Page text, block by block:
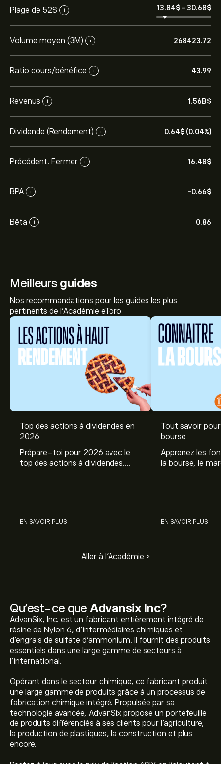
Plage de 52S i 13.84‎$‎ - 30.68‎$‎
Volume moyen (3M) i 268423.72
Ratio cours/bénéfice i 43.99
Revenus i 1.56B‎$‎
Dividende (Rendement) i 0.64‎$‎ (0.04%)
Précédent. Fermer i 16.48‎$‎
BPA i -0.66‎$‎
Bêta i 0.86
Qu’est-ce que Advansix Inc?
AdvanSix, Inc. est un fabricant entièrement intégré de
résine de Nylon 6, d'intermédiaires chimiques et
d'engrais de sulfate d'ammonium. Il fournit des produits
essentiels dans une large gamme de secteurs à
l’international.
Opérant dans le secteur chimique, ce fabricant produit
une large gamme de produits grâce à un processus de
fabrication chimique intégré. Propulsée par sa
technologie avancée, AdvanSix propose un portefeuille
de produits différenciés à ses clients pour l'agriculture,
la production de plastiques, la construction et plus
encore.
Meilleurs guides
Nos recommandations pour les guides les plus
pertinents de l'Académie eToro
Top des actions à dividendes en
2026
Prépare-toi pour 2026 avec le
top des actions à dividendes.
EN SAVOIR PLUS
Tout savoir
bourse
Apprenez les
la bourse, le
EN SAVOIR PLUS
Aller à l'Académie >